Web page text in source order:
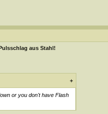
aus Stahl!
+
or you don't have Flash